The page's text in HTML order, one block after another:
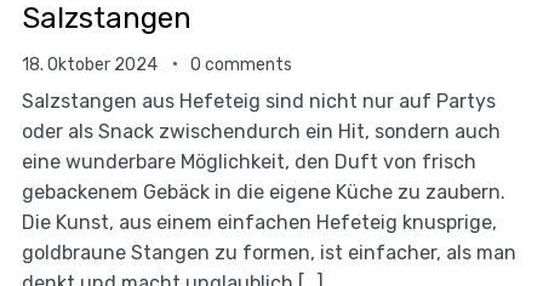
Salzstangen
18. Oktober 2024 0 comments
Salzstangen aus Hefeteig sind nicht nur auf Partys
oder als Snack zwischendurch ein Hit, sondern auch
eine wunderbare Möglichkeit, den Duft von frisch
gebackenem Gebäck in die eigene Küche zu zaubern.
Die Kunst, aus einem einfachen Hefeteig knusprige,
goldbraune Stangen zu formen, ist einfacher, als man